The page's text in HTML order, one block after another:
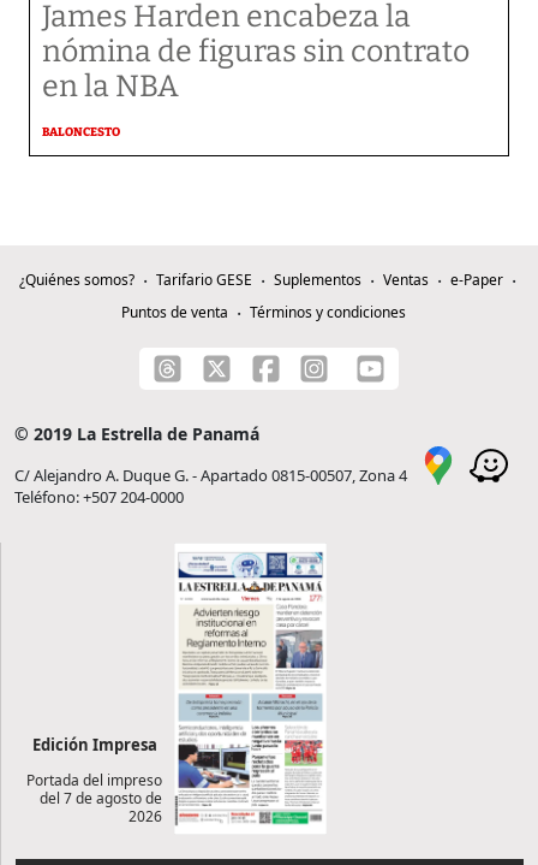
James Harden encabeza la
nómina de figuras sin contrato
en la NBA
BALONCESTO
¿Quiénes somos? Tarifario GESE Suplementos Ventas
e-Paper
Puntos de venta
Términos y condiciones
© 2019 La Estrella de Panamá
C/ Alejandro A. Duque G. - Apartado 0815-00507, Zona 4
Teléfono: +507 204-0000
Edición Impresa
Portada del impreso
del 7 de agosto de
2026